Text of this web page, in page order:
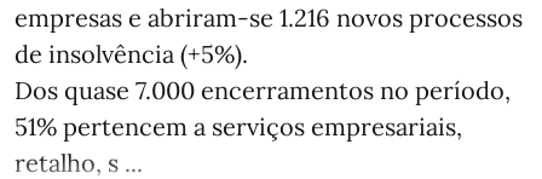
empresas e abriram‑se 1.216 novos processos
de insolvência (+5%).
Dos quase 7.000 encerramentos no período,
51% pertencem a serviços empresariais,
retalho, s ...